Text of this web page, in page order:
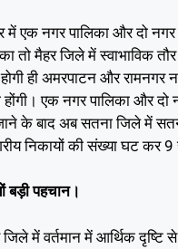
में एक नगर पालिका और दो नगर
तो मैहर जिले में स्वाभाविक
ही अमरपाटन और रामनगर
होंगी। एक नगर पालिका और दो
के बाद अब सतना जिले में
निकायों की संख्या घट कर 9
बड़ी पहचान।
जिले में वर्तमान में आर्थिक दृष्टि